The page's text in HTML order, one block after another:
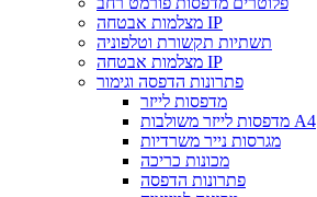
מצלמות אבטחה IP
תשתיות תקשורת וטלפוניה
מצלמות אבטחה IP
פתרונות הדפסה וגימור
מדפסות לייזר
מדפסות לייזר משולבות A4
מגרסות נייר משרדיות
מכונות כריכה
פתרונות הדפסה